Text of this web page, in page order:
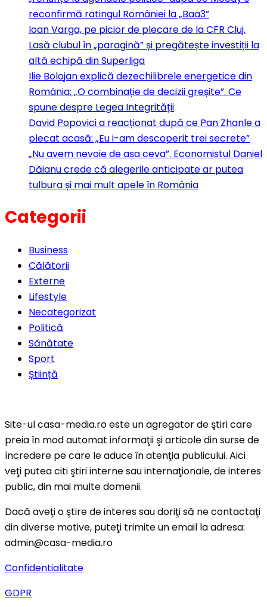
reconfirmă ratingul României la „Baa3”
Ioan Varga, pe picior de plecare de la CFR Cluj.
Lasă clubul în „paragină” și pregătește investiții la
altă echipă din Superliga
Ilie Bolojan explică dezechilibrele energetice din
România: „O combinație de decizii greșite”. Ce
spune despre Legea Integrității
David Popovici a reacționat după ce Pan Zhanle a
plecat acasă: „Eu i-am descoperit trei secrete”
„Nu avem nevoie de așa ceva”. Economistul Daniel
Dăianu crede că alegerile anticipate ar putea
tulbura și mai mult apele în România
Categorii
Business
Călătorii
Externe
Lifestyle
Necategorizat
Politică
Sănătate
Sport
Știință
Site-ul casa-media.ro este un agregator de ştiri care
preia în mod automat informaţii şi articole din surse de
încredere pe care le aduce în atenţia publicului. Aici
veţi putea citi ştiri interne sau internaţionale, de interes
public, din mai multe domenii.
Dacă aveţi o ştire de interes sau doriţi să ne contactaţi
din diverse motive, puteţi trimite un email la adresa:
admin@casa-media.ro
Confidentialitate
GDPR